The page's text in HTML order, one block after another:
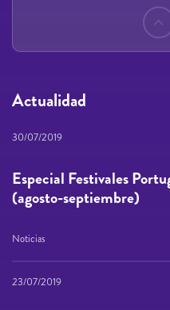
Actualidad
30/07/2019
Especial Festivales
(agosto-septiembre)
Noticias
23/07/2019